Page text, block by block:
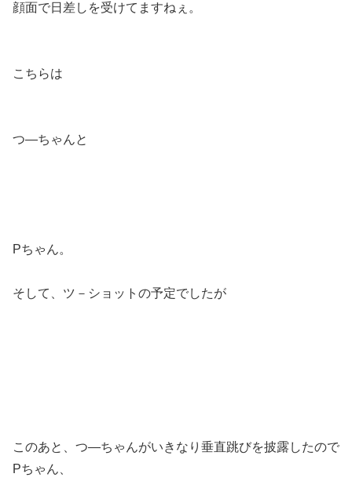
顔面で日差しを受けてますねぇ。
こちらは
つ―ちゃんと
Pちゃん。
そして、ツ－ショットの予定でしたが
このあと、つ―ちゃんがいきなり垂直跳びを披露したので
Pちゃん、